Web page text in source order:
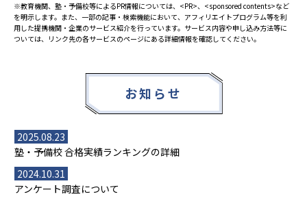
※教育機関、塾・予備校等によるPR情報については、<PR>、<sponsored contents>など
を明示します。また、一部の記事・検索機能において、アフィリエイトプログラム等を利
用した提携機関・企業のサービス紹介を行っています。サービス内容や申し込み方法等に
ついては、リンク先の各サービスのページにある詳細情報を確認してください。
お知らせ
2025.08.23
塾・予備校 合格実績ランキングの詳細
2024.10.31
アンケート調査について